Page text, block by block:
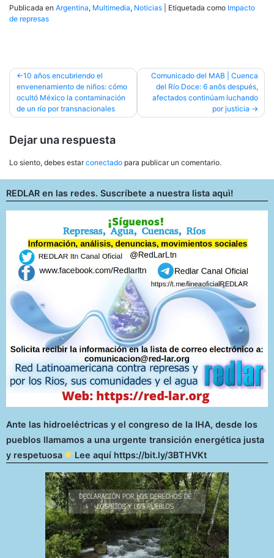
Publicada en Argentina, Multimedia, Noticias Etiquetada como Impacto
de represas
Navegación
de
entradas
10 años encubriendo el
envenenamiento de niños: cómo
ocultó México la contaminación
de un río por transnacionales
Comunicado del MAB | Cuenca
del Río Doce: 6 anõs después,
afectados continúam luchando
por justicia
Dejar una respuesta
Lo siento, debes estarconectado para publicar un comentario.
REDLAR en las redes. Suscríbete a nuestra lista aquì!
Ante las hidroeléctricas y el congreso de la IHA, desde los
pueblos llamamos a una urgente transición energética justa
y respetuosa
Lee aquí https://bit.ly/3BTHVKt